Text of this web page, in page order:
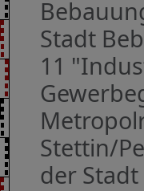
Stadt
11
Stettin/
der Stadt